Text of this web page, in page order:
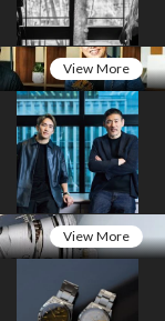
View More
View More